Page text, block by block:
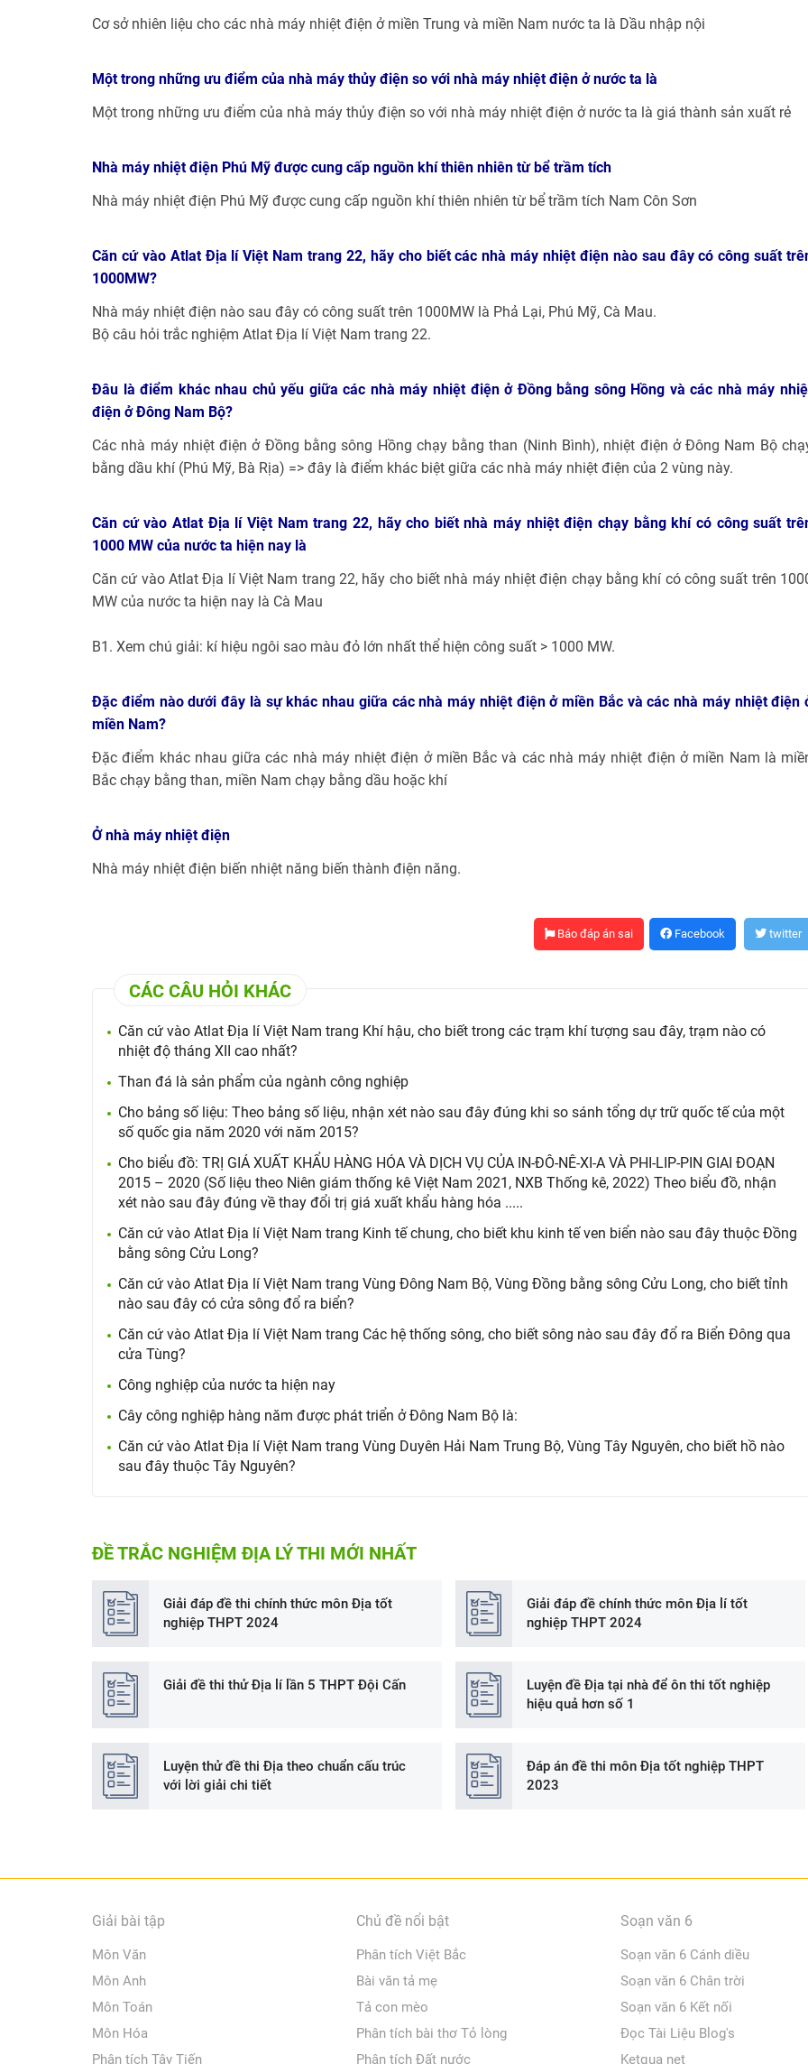
Cơ sở nhiên liệu cho các nhà máy nhiệt điện ở miền Trung và miền Nam nước ta là Dầu nhập nội
Một trong những ưu điểm của nhà máy thủy điện so với nhà máy nhiệt điện ở nước ta là
Một trong những ưu điểm của nhà máy thủy điện so với nhà máy nhiệt điện ở nước ta là giá thành sản xuất rẻ
Nhà máy nhiệt điện Phú Mỹ được cung cấp nguồn khí thiên nhiên từ bể trầm tích
Nhà máy nhiệt điện Phú Mỹ được cung cấp nguồn khí thiên nhiên từ bể trầm tích Nam Côn Sơn
Căn cứ vào Atlat Địa lí Việt Nam trang 22, hãy cho biết các nhà máy nhiệt điện nào sau đây có công suất
1000MW?
Nhà máy nhiệt điện nào sau đây có công suất trên 1000MW là Phả Lại, Phú Mỹ, Cà Mau.
Bộ câu hỏi trắc nghiệm Atlat Địa lí Việt Nam trang 22.
Đâu là điểm khác nhau chủ yếu giữa các nhà máy nhiệt điện ở Đồng bằng sông Hồng và các nhà máy
điện ở Đông Nam Bộ?
Các nhà máy nhiệt điện ở Đồng bằng sông Hồng chạy bằng than (Ninh Bình), nhiệt điện ở Đông Nam Bộ
bằng dầu khí (Phú Mỹ, Bà Rịa) => đây là điểm khác biệt giữa các nhà máy nhiệt điện của 2 vùng này.
Căn cứ vào Atlat Địa lí Việt Nam trang 22, hãy cho biết nhà máy nhiệt điện chạy bằng khí có công suất
1000 MW của nước ta hiện nay là
Căn cứ vào Atlat Địa lí Việt Nam trang 22, hãy cho biết nhà máy nhiệt điện chạy bằng khí có công suất trên
MW của nước ta hiện nay là Cà Mau
B1. Xem chú giải: kí hiệu ngôi sao màu đỏ lớn nhất thể hiện công suất > 1000 MW.
Đặc điểm nào dưới đây là sự khác nhau giữa các nhà máy nhiệt điện ở miền Bắc và các nhà máy nhiệt điện
miền Nam?
Đặc điểm khác nhau giữa các nhà máy nhiệt điện ở miền Bắc và các nhà máy nhiệt điện ở miền Nam là
Bắc chạy bằng than, miền Nam chạy bằng dầu hoặc khí
Ở nhà máy nhiệt điện
Nhà máy nhiệt điện biến nhiệt năng biến thành điện năng.
Báo đáp án sai Facebook twitter
CÁC CÂU HỎI KHÁC
Căn cứ vào Atlat Địa lí Việt Nam trang Khí hậu, cho biết trong các trạm khí tượng sau đây, trạm nào có
nhiệt độ tháng XII cao nhất?
Than đá là sản phẩm của ngành công nghiệp
Cho bảng số liệu: Theo bảng số liệu, nhận xét nào sau đây đúng khi so sánh tổng dự trữ quốc tế của một
số quốc gia năm 2020 với năm 2015?
Cho biểu đồ: TRỊ GIÁ XUẤT KHẨU HÀNG HÓA VÀ DỊCH VỤ CỦA IN-ĐÔ-NÊ-XI-A VÀ PHI-LIP-PIN GIAI ĐOẠN
2015 – 2020 (Số liệu theo Niên giám thống kê Việt Nam 2021, NXB Thống kê, 2022) Theo biểu đồ, nhận
xét nào sau đây đúng về thay đổi trị giá xuất khẩu hàng hóa .....
Căn cứ vào Atlat Địa lí Việt Nam trang Kinh tế chung, cho biết khu kinh tế ven biển nào sau đây thuộc Đồng
bằng sông Cửu Long?
Căn cứ vào Atlat Địa lí Việt Nam trang Vùng Đông Nam Bộ, Vùng Đồng bằng sông Cửu Long, cho biết tỉnh
nào sau đây có cửa sông đổ ra biển?
Căn cứ vào Atlat Địa lí Việt Nam trang Các hệ thống sông, cho biết sông nào sau đây đổ ra Biển Đông qua
cửa Tùng?
Công nghiệp của nước ta hiện nay
Cây công nghiệp hàng năm được phát triển ở Đông Nam Bộ là:
Căn cứ vào Atlat Địa lí Việt Nam trang Vùng Duyên Hải Nam Trung Bộ, Vùng Tây Nguyên, cho biết hồ nào
sau đây thuộc Tây Nguyên?
ĐỀ TRẮC NGHIỆM ĐỊA LÝ THI MỚI NHẤT
Giải đáp đề thi chính thức môn Địa tốt
nghiệp THPT 2024
Giải đáp đề chính thức môn Địa lí tốt
nghiệp THPT 2024
Giải đề thi thử Địa lí lần 5 THPT Đội Cấn
Luyện đề Địa tại nhà để ôn thi tốt nghiệp
hiệu quả hơn số 1
Luyện thử đề thi Địa theo chuẩn cấu trúc
với lời giải chi tiết
Đáp án đề thi môn Địa tốt nghiệp THPT
2023
Giải bài tập
Môn Văn
Môn Anh
Môn Toán
Môn Hóa
Phân tích Tây Tiến
Chủ đề nổi bật
Phân tích Việt Bắc
Bài văn tả mẹ
Tả con mèo
Phân tích bài thơ Tỏ lòng
Phân tích Đất nước
Soạn văn 6
Soạn văn 6 Cánh diều
Soạn văn 6 Chân trời
Soạn văn 6 Kết nối
Đọc Tài Liệu Blog's
Ketqua net